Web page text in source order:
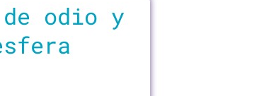
odio y